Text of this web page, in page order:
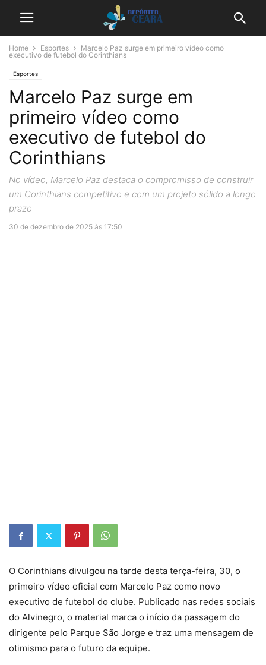
Home Esportes
Marcelo Paz surge em primeiro vídeo como
executivo de futebol do Corinthians
Esportes
Marcelo Paz surge em
primeiro vídeo como
executivo de futebol do
Corinthians
No vídeo, Marcelo Paz destaca o compromisso de construir
um Corinthians competitivo e com um projeto sólido a longo
prazo
30 de dezembro de 2025 às 17:50
O Corinthians divulgou na tarde desta terça-feira, 30, o
primeiro vídeo oficial com Marcelo Paz como novo
executivo de futebol do clube. Publicado nas redes sociais
do Alvinegro, o material marca o início da passagem do
dirigente pelo Parque São Jorge e traz uma mensagem de
otimismo para o futuro da equipe.